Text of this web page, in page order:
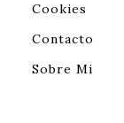
Cookies
Contacto
Sobre Mi